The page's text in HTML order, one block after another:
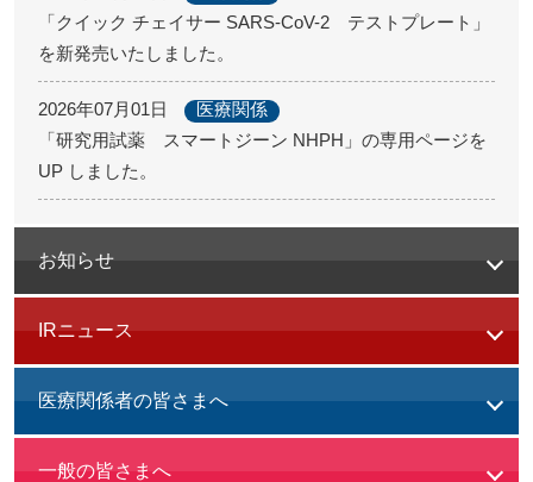
「クイック チェイサー SARS-CoV-2 テストプレート」
を新発売いたしました。
2026年07月01日
医療関係
「研究用試薬 スマートジーン NHPH」の専用ページを
UP しました。
お知らせ
IRニュース
医療関係者の皆さまへ
一般の皆さまへ